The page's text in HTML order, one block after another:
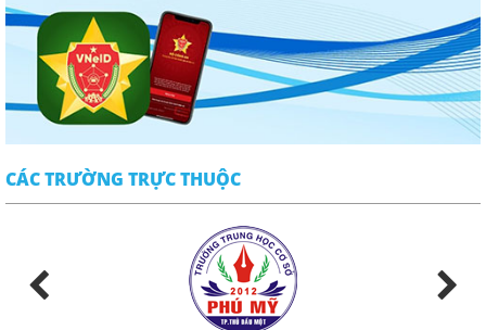
CÁC TRƯỜNG TRỰC THUỘC